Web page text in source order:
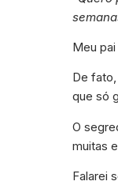
Meu
De
que só
O
muitas
Falarei